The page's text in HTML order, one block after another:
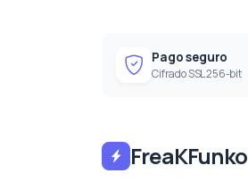
Pago seguro
Cifrado SSL 256-bit
FreaKFunko